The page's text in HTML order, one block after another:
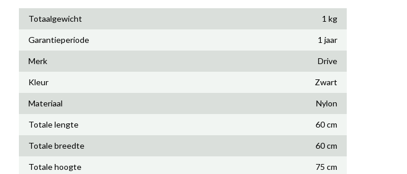
Totaalgewicht 1 kg
Garantieperiode 1 jaar
Merk Drive
Kleur Zwart
Materiaal Nylon
Totale lengte 60 cm
Totale breedte 60 cm
Totale hoogte 75 cm